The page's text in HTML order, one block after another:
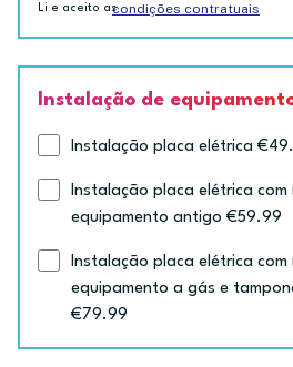
Li e aceito ascondições contratuais
Instalação de
Instalação placa elétrica
Instalação placa elétrica com
equipamento antigo €59.99
Instalação placa elétrica com
equipamento a gás e
€79.99